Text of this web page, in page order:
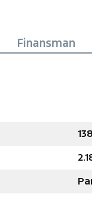
Finansman